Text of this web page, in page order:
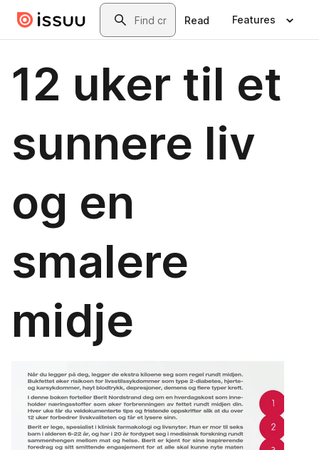
Skip to main contentSearch
Read Features
12 uker til et
sunnere liv
og en
smalere
midje